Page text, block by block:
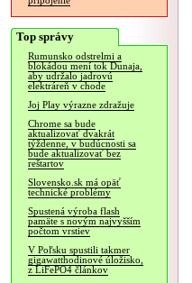
Top správy
Rumunsko odstrelmi a
blokádou mení tok Dunaja,
aby udržalo jadrovú
elektráreň v chode
Joj Play výrazne zdražuje
Chrome sa bude
aktualizovať dvakrát
týždenne, v budúcnosti sa
bude aktualizovať bez
reštartov
Slovensko.sk má opäť
technické problémy
Spustená výroba flash
pamäte s novým najvyšším
počtom vrstiev
V Poľsku spustili takmer
gigawatthodinové úložisko,
z LiFePO4 článkov